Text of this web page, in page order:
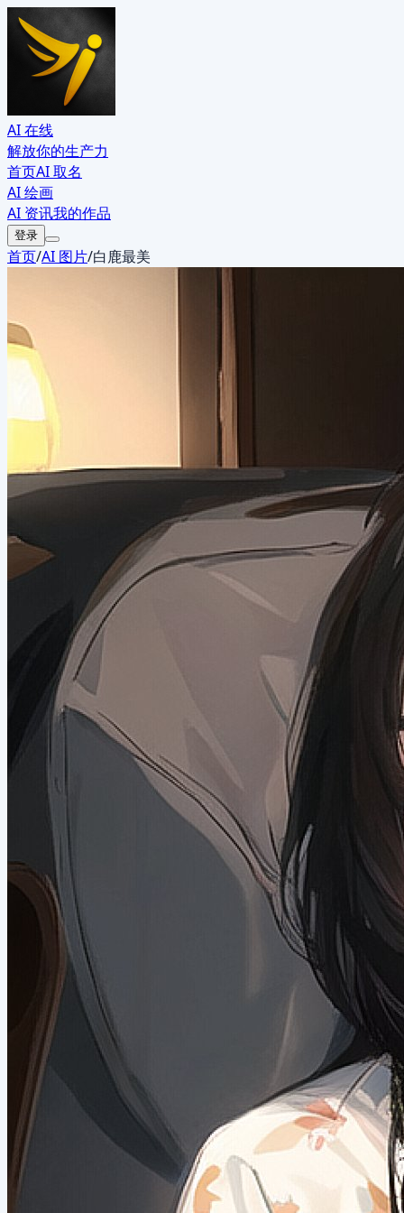
AI 在线
解放你的生产力
首页AI 取名
AI 绘画
AI 资讯我的作品
登录
首页/AI 图片/白鹿最美